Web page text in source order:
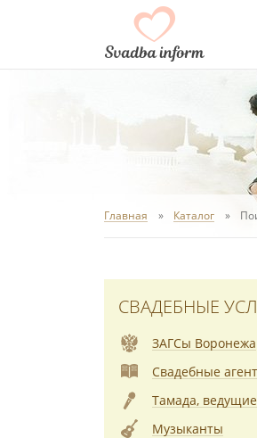
Главная Каталог
СВАДЕБНЫЕ
ЗАГСы Воронежа
Свадебные
Тамада, ведущие
Музыканты